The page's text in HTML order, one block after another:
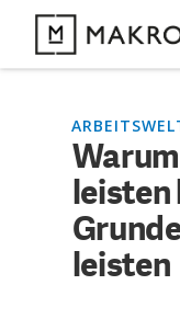
Unser
leisten
leisten
KOMMENTARE
Warum
leisten